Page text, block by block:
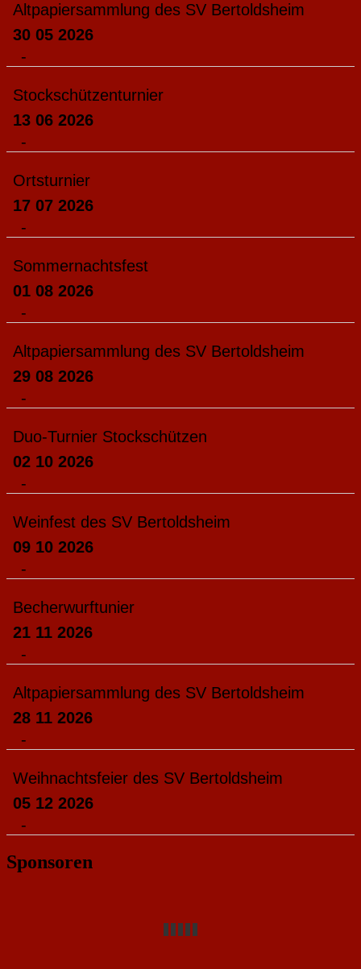
Altpapiersammlung des SV Bertoldsheim
30 05 2026
-
Stockschützenturnier
13 06 2026
-
Ortsturnier
17 07 2026
-
Sommernachtsfest
01 08 2026
-
Altpapiersammlung des SV Bertoldsheim
29 08 2026
-
Duo-Turnier Stockschützen
02 10 2026
-
Weinfest des SV Bertoldsheim
09 10 2026
-
Becherwurftunier
21 11 2026
-
Altpapiersammlung des SV Bertoldsheim
28 11 2026
-
Weihnachtsfeier des SV Bertoldsheim
05 12 2026
-
Sponsoren